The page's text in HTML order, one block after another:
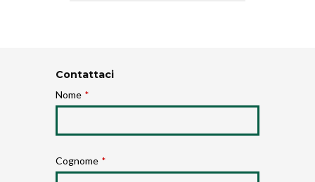
Contattaci
Nome *
Cognome *